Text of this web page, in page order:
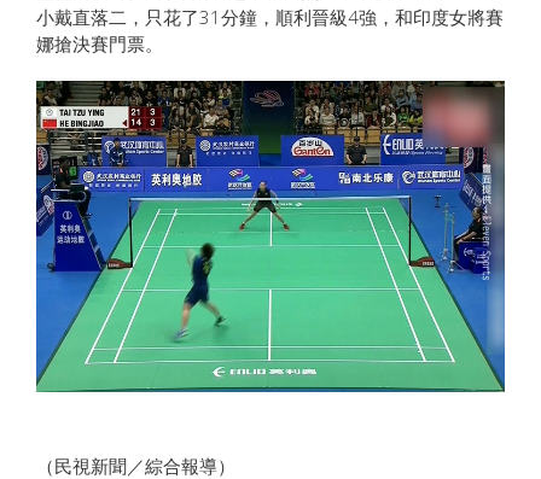
小戴直落二，只花了31分鐘，順利晉級4強，和印度女將賽
娜搶決賽門票。
（民視新聞／綜合報導）